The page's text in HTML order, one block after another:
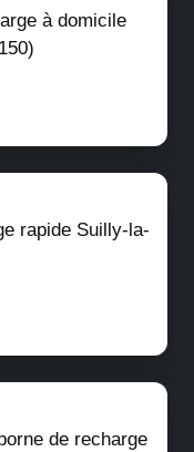
à domicile
rapide Suilly-la-
de recharge